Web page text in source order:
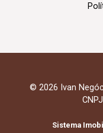
© 2026 Ivan
Sistema